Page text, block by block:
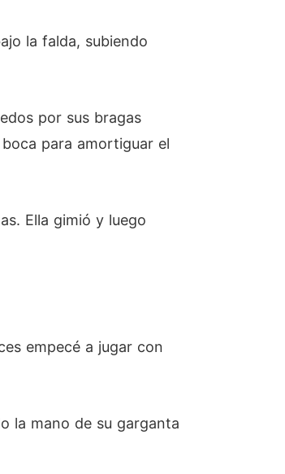
la falda, subiendo
por sus bragas
para amortiguar el
Ella gimió y luego
empecé a jugar con
la mano de su garganta